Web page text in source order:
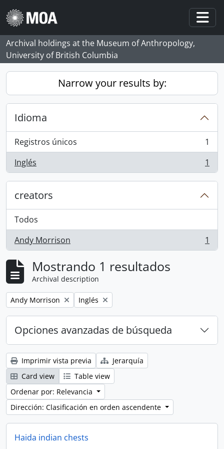
Skip to main content
Archival holdings at the Museum of Anthropology,
University of British Columbia
Narrow your results by:
Idioma
Registros únicos
, 1 resultados
1
Inglés
, 1 resultados 1
creators
Todos
Andy Morrison
, 1 resultados 1
Mostrando 1 resultados
Archival description
Remove filter:
Andy Morrison Remove filter:
Inglés
Opciones avanzadas de búsqueda
Imprimir vista previa
Jerarquía
Card view
Table view
Ordenar por: Relevancia
Dirección: Clasificación en orden ascendente
Haida indian chests